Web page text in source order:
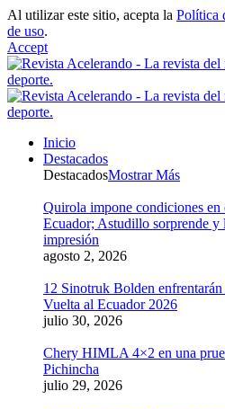
Al utilizar este sitio, acepta la Política
de uso.
Accept
Inicio
Destacados
DestacadosMostrar Más
Quirola impone condiciones en
Ecuador; Astudillo sorprende y
impresión
agosto 2, 2026
12 Sinotruk Bolden enfrentarán
Vuelta al Ecuador 2026
julio 30, 2026
Chery HIMLA 4×2 en una
Pichincha
julio 29, 2026